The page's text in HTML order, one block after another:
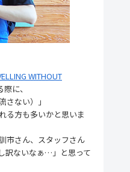
WITHOUT
に、
さない）」
る方も多いかと思いま
市さん、スタッフさん
訳ないなぁ…」と思って